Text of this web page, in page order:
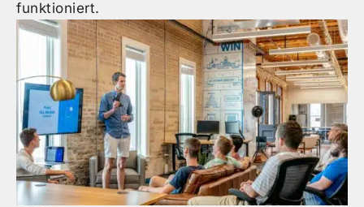
funktioniert.